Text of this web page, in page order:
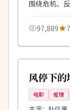
围绕危机、
得推荐观看。
97,889
韩国
高分
风停下的
电影 爱情